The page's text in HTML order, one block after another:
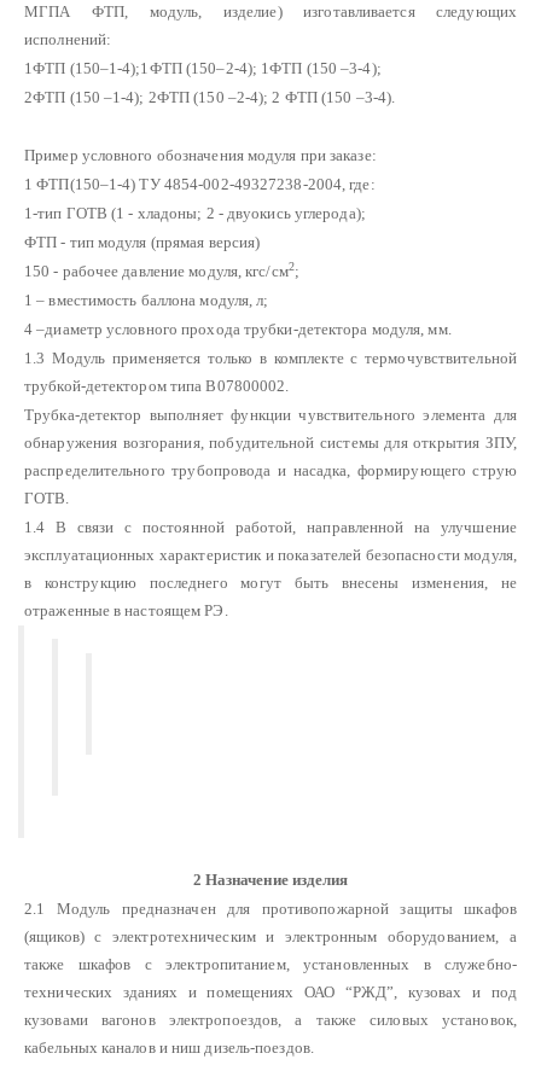
МГПА ФТП, модуль, изделие) изготавливается следующих
исполнений:
1ФТП (150–1-4);1ФТП (150–2-4); 1ФТП (150 –3-4);
2ФТП (150 –1-4); 2ФТП (150 –2-4); 2 ФТП (150 –3-4).
Пример условного обозначения модуля при заказе:
1 ФТП(150–1-4) ТУ 4854-002-49327238-2004, где:
1-тип ГОТВ (1 - хладоны; 2 - двуокись углерода);
ФТП - тип модуля (прямая версия)
150 - рабочее давление модуля, кгс/см2;
1 – вместимость баллона модуля, л;
4 –диаметр условного прохода трубки-детектора модуля, мм.
1.3 Модуль применяется только в комплекте с термочувствительной
трубкой-детектором типа В07800002.
Трубка-детектор выполняет функции чувствительного элемента для
обнаружения возгорания, побудительной системы для открытия ЗПУ,
распределительного трубопровода и насадка, формирующего струю
ГОТВ.
1.4 В связи с постоянной работой, направленной на улучшение
эксплуатационных характеристик и показателей безопасности модуля,
в конструкцию последнего могут быть внесены изменения, не
отраженные в настоящем РЭ.
2 Назначение изделия
2.1 Модуль предназначен для противопожарной защиты шкафов
(ящиков) с электротехническим и электронным оборудованием, а
также шкафов с электропитанием, установленных в служебно-
технических зданиях и помещениях ОАО “РЖД”, кузовах и под
кузовами вагонов электропоездов, а также силовых установок,
кабельных каналов и ниш дизель-поездов.